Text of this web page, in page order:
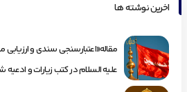
اخرین نوشته ها
مقاله«اعتبارسنجی سندی و
علیه السلام در کتب زیارات و